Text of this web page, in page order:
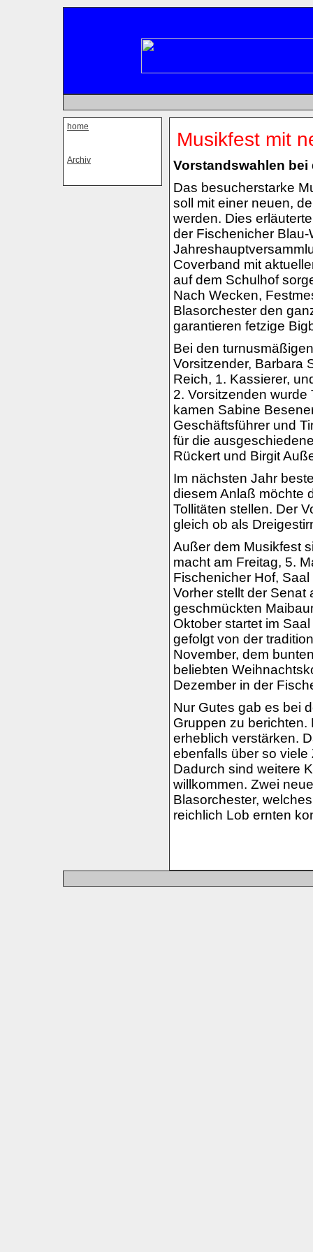
home
Archiv
Musikfest mit
Vorstandswahlen bei
Das besucherstarke
soll mit einer neuen,
werden. Dies
der Fischenicher
Coverband mit
auf dem Schulhof
Nach Wecken,
Blasorchester den
garantieren fetzige
Bei den
Vorsitzender, Barbara
Reich, 1. Kassierer,
2. Vorsitzenden
kamen Sabine
Geschäftsführer und
für die
Rückert und Birgit
Im nächsten Jahr
diesem Anlaß möchte
Tollitäten stellen. Der
gleich ob als
Außer dem Musikfest
macht am Freitag, 5.
Fischenicher Hof,
Vorher stellt der Senat
geschmückten
Oktober startet im
gefolgt von der
November, dem
beliebten
Dezember in der
Nur Gutes gab es bei
Gruppen zu
erheblich verstärken.
ebenfalls über so
Dadurch sind weitere
willkommen. Zwei
Blasorchester,
reichlich Lob ernten